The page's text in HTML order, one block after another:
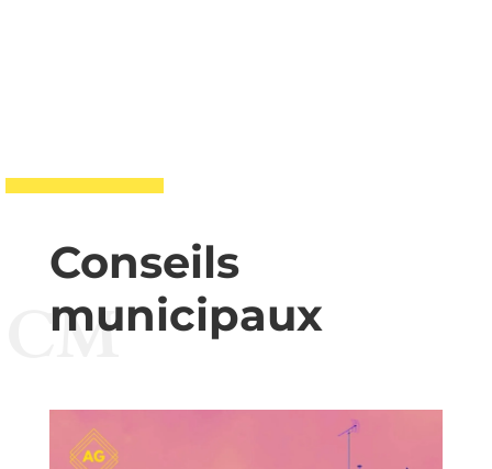
Conseils
municipaux
CM